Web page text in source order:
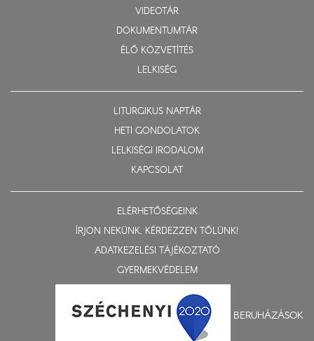
VIDEOTÁR
DOKUMENTUMTÁR
ÉLŐ KÖZVETÍTÉS
LELKISÉG
LITURGIKUS NAPTÁR
HETI GONDOLATOK
LELKISÉGI IRODALOM
KAPCSOLAT
ELÉRHETŐSÉGEINK
ÍRJON NEKÜNK, KÉRDEZZEN TŐLÜNK!
ADATKEZELÉSI TÁJÉKOZTATÓ
GYERMEKVÉDELEM
BERUHÁZÁSOK